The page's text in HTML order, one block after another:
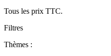
Tous les prix TTC.
Filtres
Thèmes :